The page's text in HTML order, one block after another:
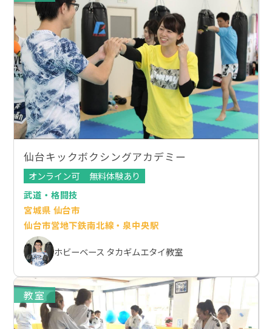
仙台キックボクシングアカデミー
オンライン可
無料体験あり
武道・格闘技
宮城県 仙台市
仙台市営地下鉄南北線・泉中央駅
ホビーベース タカギムエタイ教室
教室